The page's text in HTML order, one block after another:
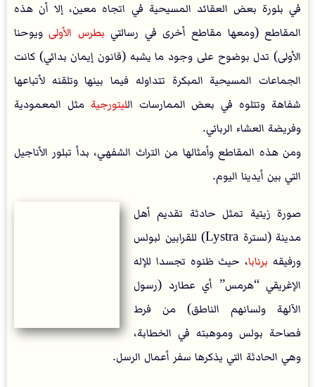
في بلورة بعض العقائد المسيحية في اتجاه معين، إلا أن هذه
المقاطع (ومعها مقاطع أخرى في رسالتي بطرس الأولى ويوحنا
الأولى) تدل بوضوح على وجود ما يشبه (قانون إيمان بدائي) كانت
الجماعات المسيحية المبكرة تتداوله فيما بينها وتلقنه لأتباعها
شفاهة وتتلوه في بعض الممارسات الليتورجية مثل المعمودية
وفريضة العشاء الرباني.
ومن هذه المقاطع وأمثالها من التراث الشفهي، بدأ تبلور الأناجيل
التي بين أيدينا اليوم.
صورة زيتية تمثل حادثة تقديم أهل
مدينة (لسترة Lystra) للقرابين لبولس
ورفيقه برنابا، حيث ظنوه تجسدا للإله
الإغريقي “هرمس” أي عطارد (رسول
الآلهة ولسانهم الناطق) من فرط
فصاحة بولس وموهبته في الخطابة،
وهي الحادثة التي يذكرها سفر أعمال الرسل.